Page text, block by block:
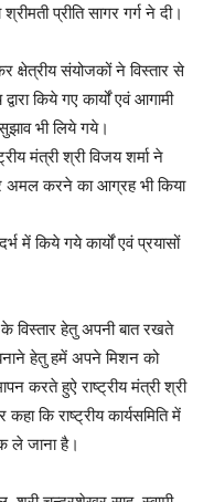
प्रीति सागर गर्ग ने दी।
क्षेत्रीय संयोजकों ने विस्तार से
किये गए कार्यों एवं आगामी
भी लिये गये।
मंत्री श्री विजय शर्मा ने
अमल करने का आग्रह भी किया
में किये गये कार्यों एवं प्रयासों
के विस्तार हेतु अपनी बात रखते
हेतु हमें अपने मिशन को
करते हुऐ राष्ट्रीय मंत्री श्री
कि राष्ट्रीय कार्यसमिति में
ले जाना है।